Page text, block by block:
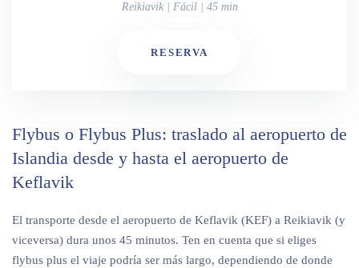
Reikiavik | Fácil | 45 min
RESERVA
Flybus o Flybus Plus: traslado al aeropuerto de
Islandia desde y hasta el aeropuerto de
Keflavik
El transporte desde el aeropuerto de Keflavik (KEF) a Reikiavik (y
viceversa) dura unos 45 minutos. Ten en cuenta que si eliges
flybus plus el viaje podría ser más largo, dependiendo de donde